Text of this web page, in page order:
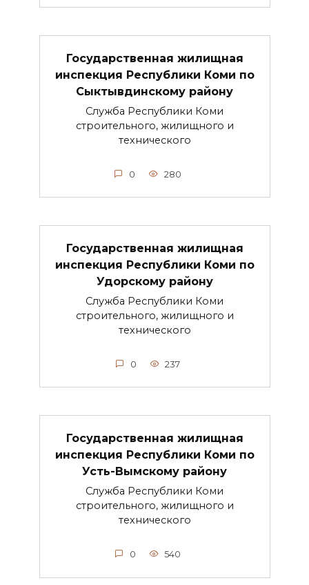
Государственная жилищная
инспекция Республики Коми по
Сыктывдинскому району
Служба Республики Коми
строительного, жилищного и
технического
0 280
Государственная жилищная
инспекция Республики Коми по
Удорскому району
Служба Республики Коми
строительного, жилищного и
технического
0 237
Государственная жилищная
инспекция Республики Коми по
Усть-Вымскому району
Служба Республики Коми
строительного, жилищного и
технического
0 540